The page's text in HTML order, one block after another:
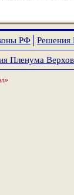
РФ Решения
Пленума